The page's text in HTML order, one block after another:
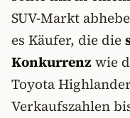
SUV-Markt
es Käufer, die die
Konkurrenzwie
Toyota
Verkaufszahlen